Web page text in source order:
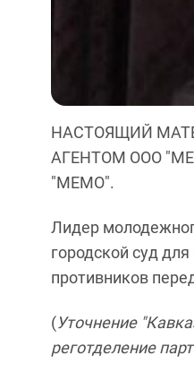
НАСТОЯЩИЙ
АГЕНТОМ ООО
"МЕМО".
Лидер
городской суд
противников
(Уточнение
реготделение